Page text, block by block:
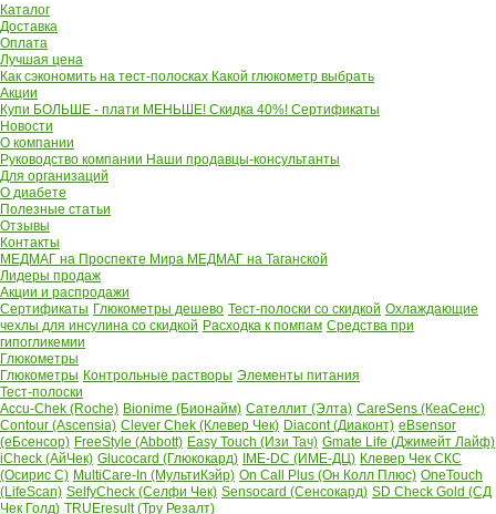
Каталог
Доставка
Оплата
Лучшая цена
Как сэкономить на тест-полосках Какой глюкометр выбрать
Акции
Купи БОЛЬШЕ - плати МЕНЬШЕ! Скидка 40%! Сертификаты
Новости
О компании
Руководство компании Наши продавцы-консультанты
Для организаций
О диабете
Полезные статьи
Отзывы
Контакты
МЕДМАГ на Проспекте Мира МЕДМАГ на Таганской
Лидеры продаж
Акции и распродажи
Сертификаты Глюкометры дешево Тест-полоски со скидкой Охлаждающие
чехлы для инсулина со скидкой Расходка к помпам Средства при
гипогликемии
Глюкометры
Глюкометры Контрольные растворы Элементы питания
Тест-полоски
Accu-Chek (Roche) Bionime (Бионайм) Сателлит (Элта) CareSens (КеаСенс)
Contour (Ascensia) Clever Chek (Клевер Чек) Diacont (Диаконт) eBsensor
(еБсенсор) FreeStyle (Abbott) Easy Touch (Изи Тач) Gmate Life (Джимейт Лайф)
iCheck (АйЧек) Glucocard (Глюкокард) IME-DC (ИМЕ-ДЦ) Клевер Чек СКС
(Осирис С) MultiCare-In (МультиКэйр) On Call Plus (Он Колл Плюс) OneTouch
(LifeScan) SelfyCheck (Селфи Чек) Sensocard (Сенсокард) SD Check Gold (СД
Чек Голд) TRUEresult (Тру Резалт)